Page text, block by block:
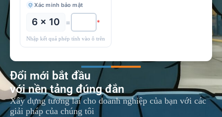
Xác minh bảo mật
6 × 10 = *
Nhập kết quả phép tính vào ô trên
Đổi mới bắt đầu
với nền tảng đúng đắn
Xây dựng tương lai cho doanh nghiệp của bạn với các
giải pháp của chúng tôi